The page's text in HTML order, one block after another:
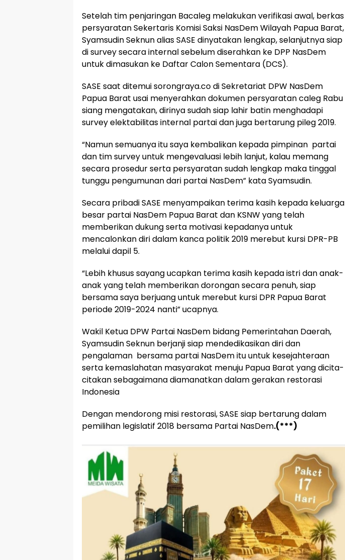
Setelah tim penjaringan Bacaleg melakukan verifikasi awal, berkas
persyaratan Sekertaris Komisi Saksi NasDem Wilayah Papua Barat,
Syamsudin Seknun alias SASE dinyatakan lengkap, selanjutnya siap
di survey secara internal sebelum diserahkan ke DPP NasDem
untuk dimasukan ke Daftar Calon Sementara (DCS).
SASE saat ditemui sorongraya.co di Sekretariat DPW NasDem
Papua Barat usai menyerahkan dokumen persyaratan caleg Rabu
siang mengatakan, dirinya sudah siap lahir batin menghadapi
survey elektabilitas internal partai dan juga bertarung pileg 2019.
“Namun semuanya itu saya kembalikan kepada pimpinan partai
dan tim survey untuk mengevaluasi lebih lanjut, kalau memang
secara prosedur serta persyaratan sudah lengkap maka tinggal
tunggu pengumunan dari partai NasDem” kata Syamsudin.
Secara pribadi SASE menyampaikan terima kasih kepada keluarga
besar partai NasDem Papua Barat dan KSNW yang telah
memberikan dukung serta motivasi kepadanya untuk
mencalonkan diri dalam kanca politik 2019 merebut kursi DPR-PB
melalui dapil 5.
“Lebih khusus sayang ucapkan terima kasih kepada istri dan anak-
anak yang telah memberikan dorongan secara penuh, siap
bersama saya berjuang untuk merebut kursi DPR Papua Barat
periode 2019-2024 nanti” ucapnya.
Wakil Ketua DPW Partai NasDem bidang Pemerintahan Daerah,
Syamsudin Seknun berjanji siap mendedikasikan diri dan
pengalaman bersama partai NasDem itu untuk kesejahteraan
serta kemaslahatan masyarakat menuju Papua Barat yang dicita-
citakan sebagaimana diamanatkan dalam gerakan restorasi
Indonesia
Dengan mendorong misi restorasi, SASE siap bertarung dalam
pemilihan legislatif 2018 bersama Partai NasDem.(***)